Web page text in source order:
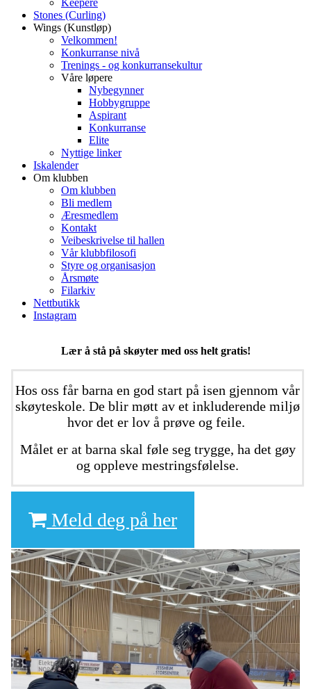
Keepere
Stones (Curling)
Wings (Kunstløp)
Velkommen!
Konkurranse nivå
Trenings - og konkurransekultur
Våre løpere
Nybegynner
Hobbygruppe
Aspirant
Konkurranse
Elite
Nyttige linker
Iskalender
Om klubben
Om klubben
Bli medlem
Æresmedlem
Kontakt
Veibeskrivelse til hallen
Vår klubbfilosofi
Styre og organisasjon
Årsmøte
Filarkiv
Nettbutikk
Instagram
Lær å stå på skøyter med oss helt gratis!
Hos oss får barna en god start på isen gjennom vår
skøyteskole. De blir møtt av et inkluderende miljø
hvor det er lov å prøve og feile.
Målet er at barna skal føle seg trygge, ha det gøy
og oppleve mestringsfølelse.
Meld deg på her